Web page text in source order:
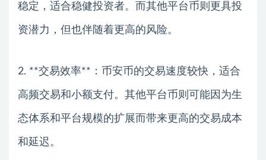
稳定，适合稳健投资者。而其他平台币则更具投
资潜力，但也伴随着更高的风险。
2. **交易效率**：币安币的交易速度较快，适合
高频交易和小额支付。其他平台币则可能因为生
态体系和平台规模的扩展而带来更高的交易成本
和延迟。